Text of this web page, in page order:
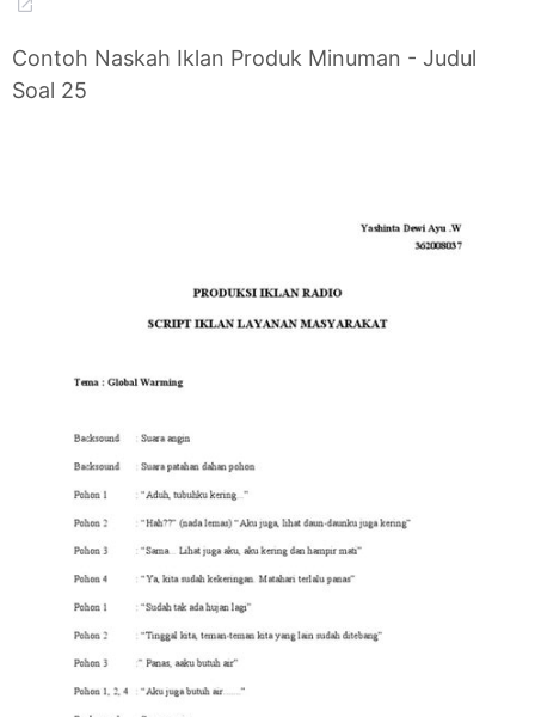
Contoh Naskah Iklan Produk Minuman - Judul
Soal 25